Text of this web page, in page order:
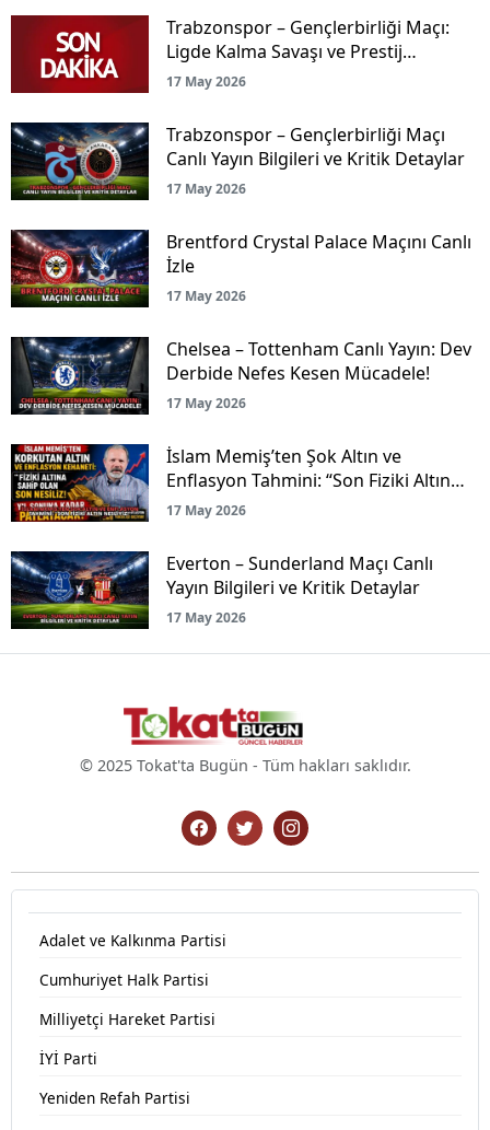
Trabzonspor – Gençlerbirliği Maçı:
Ligde Kalma Savaşı ve Prestij
Mücadelesi Canlı Yayınla Ekranlarda!
17 May 2026
Trabzonspor – Gençlerbirliği Maçı
Canlı Yayın Bilgileri ve Kritik Detaylar
17 May 2026
Brentford Crystal Palace Maçını Canlı
İzle
17 May 2026
Chelsea – Tottenham Canlı Yayın: Dev
Derbide Nefes Kesen Mücadele!
17 May 2026
İslam Memiş’ten Şok Altın ve
Enflasyon Tahmini: “Son Fiziki Altın
Nesliyiz!”
17 May 2026
Everton – Sunderland Maçı Canlı
Yayın Bilgileri ve Kritik Detaylar
17 May 2026
© 2025 Tokat'ta Bugün - Tüm hakları saklıdır.
Adalet ve Kalkınma Partisi
Cumhuriyet Halk Partisi
Milliyetçi Hareket Partisi
İYİ Parti
Yeniden Refah Partisi